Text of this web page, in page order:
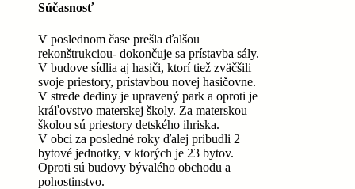
Súčasnosť
V poslednom čase prešla ďalšou
rekonštrukciou- dokončuje sa prístavba sály.
V budove sídlia aj hasiči, ktorí tiež zväčšili
svoje priestory, prístavbou novej hasičovne.
V strede dediny je upravený park a oproti je
kráľovstvo materskej školy. Za materskou
školou sú priestory detského ihriska.
V obci za posledné roky ďalej pribudli 2
bytové jednotky, v ktorých je 23 bytov.
Oproti sú budovy bývalého obchodu a
pohostinstvo.